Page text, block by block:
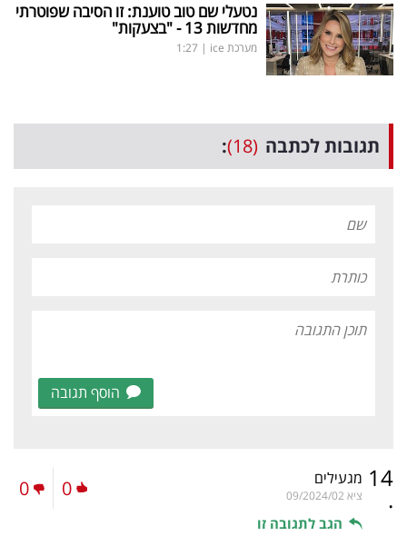
נטעלי שם טוב טוענת: זו הסיבה שפוטרתי
מחדשות 13 - "בצעקות"
מערכת ice |
1:27
תגובות לכתבה (18)
:
הוסף תגובה
14
.
מגעילים
ציא 09/2024/02
הגב לתגובה זו
0
0